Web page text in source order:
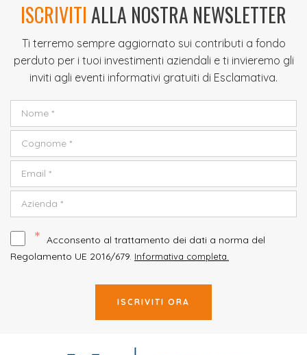
ISCRIVITIALLA NOSTRA NEWSLETTER
Ti terremo sempre aggiornato sui contributi a fondo
perduto per i tuoi investimenti aziendali e ti invieremo gli
inviti agli eventi informativi gratuiti di Esclamativa.
* Acconsento al trattamento dei dati a norma del
Regolamento UE 2016/679. Informativa completa.
ISCRIVITI ORA